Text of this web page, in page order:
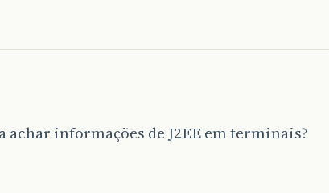
achar informações de J2EE em terminais?